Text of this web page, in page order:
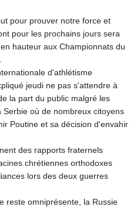
pour prouver notre force et
pour les prochains jours sera
hauteur aux Championnats du
d'athlétisme
jeudi ne pas s'attendre à
la part du public malgré les
où de nombreux citoyens
Poutine et sa décision d'envahir
des rapports fraternels
chrétiennes orthodoxes
lors des deux guerres
reste omniprésente, la Russie